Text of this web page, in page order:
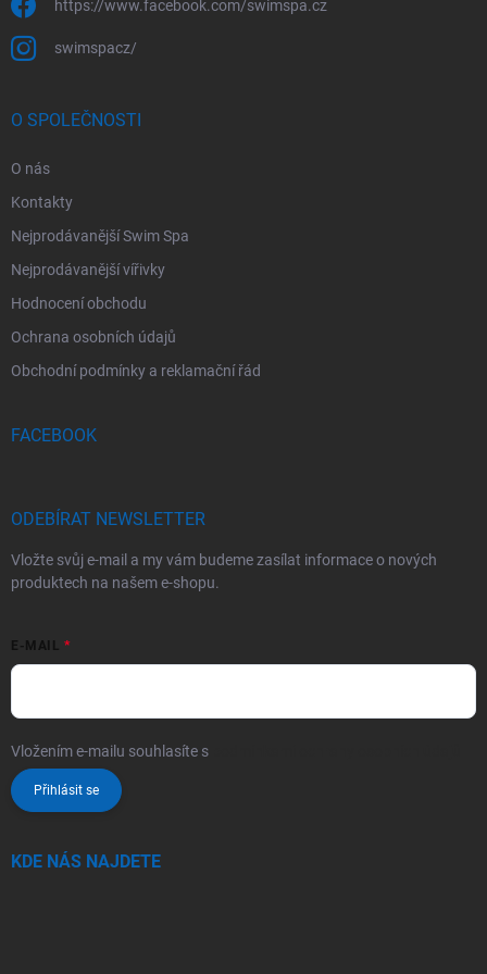
https://www.facebook.com/swimspa.cz
swimspacz/
O SPOLEČNOSTI
O nás
Kontakty
Nejprodávanější Swim Spa
Nejprodávanější vířivky
Hodnocení obchodu
Ochrana osobních údajů
Obchodní podmínky a reklamační řád
FACEBOOK
ODEBÍRAT NEWSLETTER
Vložte svůj e-mail a my vám budeme zasílat informace o nových
produktech na našem e-shopu.
E-MAIL
Vložením e-mailu souhlasíte s
Přihlásit se
KDE NÁS NAJDETE